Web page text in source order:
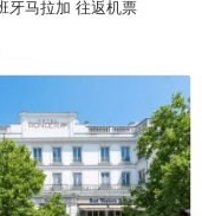
牙马拉加 往返机票